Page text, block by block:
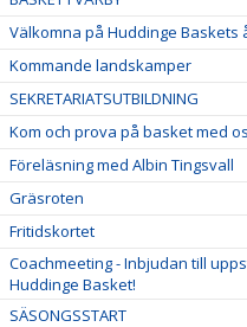
Välkomna på Huddinge Baskets
Kommande landskamper
SEKRETARIATSUTBILDNING
Kom och prova på basket med
Föreläsning med Albin Tingsvall
Gräsroten
Fritidskortet
Coachmeeting - Inbjudan till
Huddinge Basket!
SÄSONGSSTART